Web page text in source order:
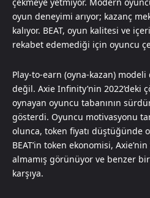
oyun deneyimi arıyor; kazanç
kalıyor. BEAT, oyun kalitesi ve
rekabet edemediği için oyuncu
Play-to-earn (oyna-kazan)
değil. Axie Infinity’nin 2022’deki
oynayan oyuncu tabanının
gösterdi. Oyuncu motivasyonu
olunca, token fiyatı düştüğünde
BEAT’in token ekonomisi,
almamış görünüyor ve benzer
karşıya.